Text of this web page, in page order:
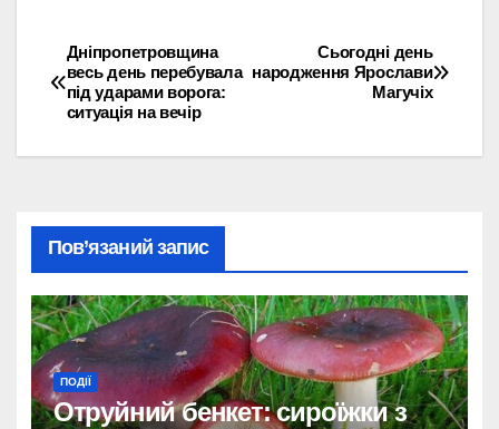
Навігація
записів
Сьогодні день
народження Ярослави
Магучіх
Дніпропетровщина
весь день перебувала
під ударами ворога:
ситуація на вечір
Пов’язаний запис
ПОДІЇ
Отруйний бенкет: сироїжки з